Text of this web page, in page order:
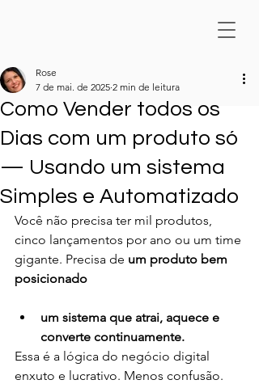
Como Vender todos os
Dias com um produto só
— Usando um sistema
Simples e Automatizado
Rose
7 de mai. de 2025 2 min de leitura
Você não precisa ter mil produtos,
cinco lançamentos por ano ou um time
gigante. Precisa de um produto bem
posicionado
um sistema que atrai, aquece e
converte continuamente.
Essa é a lógica do negócio digital
enxuto e lucrativo. Menos confusão.